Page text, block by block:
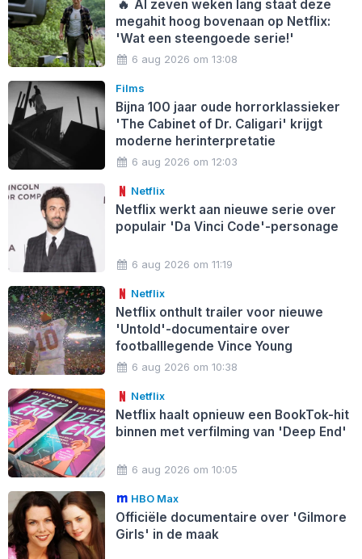
🔥 Al zeven weken lang staat deze
megahit hoog bovenaan op Netflix:
'Wat een steengoede serie!'
6 aug 2026 om 13:08
Films
Bijna 100 jaar oude horrorklassieker
'The Cabinet of Dr. Caligari' krijgt
moderne herinterpretatie
6 aug 2026 om 12:03
Netflix
Netflix werkt aan nieuwe serie over
populair 'Da Vinci Code'-personage
6 aug 2026 om 11:19
Netflix
Netflix onthult trailer voor nieuwe
'Untold'-documentaire over
footballlegende Vince Young
6 aug 2026 om 10:38
Netflix
Netflix haalt opnieuw een BookTok-hit
binnen met verfilming van 'Deep End'
6 aug 2026 om 10:05
HBO Max
Officiële documentaire over 'Gilmore
Girls' in de maak